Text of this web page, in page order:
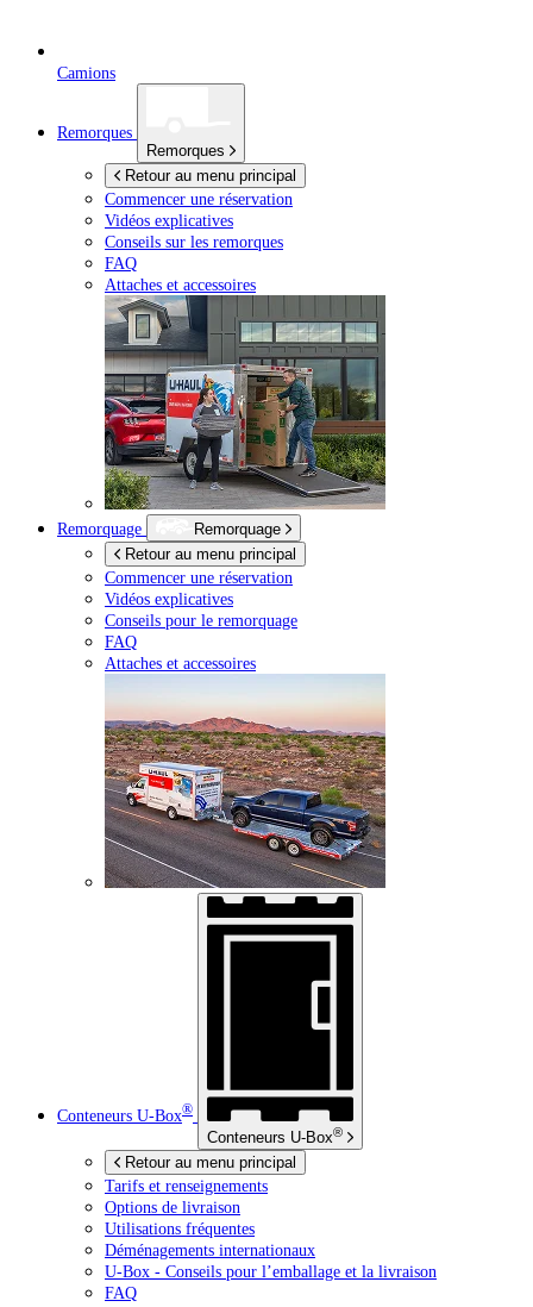
Camions
Remorques
Remorques
Retour au menu principal
Commencer une réservation
Vidéos explicatives
Conseils sur les remorques
FAQ
Attaches et accessoires
Remorquage
Remorquage
Retour au menu principal
Commencer une réservation
Vidéos explicatives
Conseils pour le remorquage
FAQ
Attaches et accessoires
Conteneurs U-Box®
Conteneurs U-Box®
Retour au menu principal
Tarifs et renseignements
Options de livraison
Utilisations fréquentes
Déménagements internationaux
U-Box - Conseils pour l’emballage et la livraison
FAQ